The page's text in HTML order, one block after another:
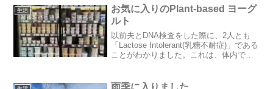
を妊娠した時に貧血予防に食べるように
していました。そこで美味し...
生活
お気に入りのPlant-based ヨーグ
ルト
以前夫とDNA検査をした際に、2人とも
「Lactose Intolerant(乳糖不耐症)」である
ことがわかりました。これは、体内で乳
症状です。アジア系に多く、...
雨季に入りました